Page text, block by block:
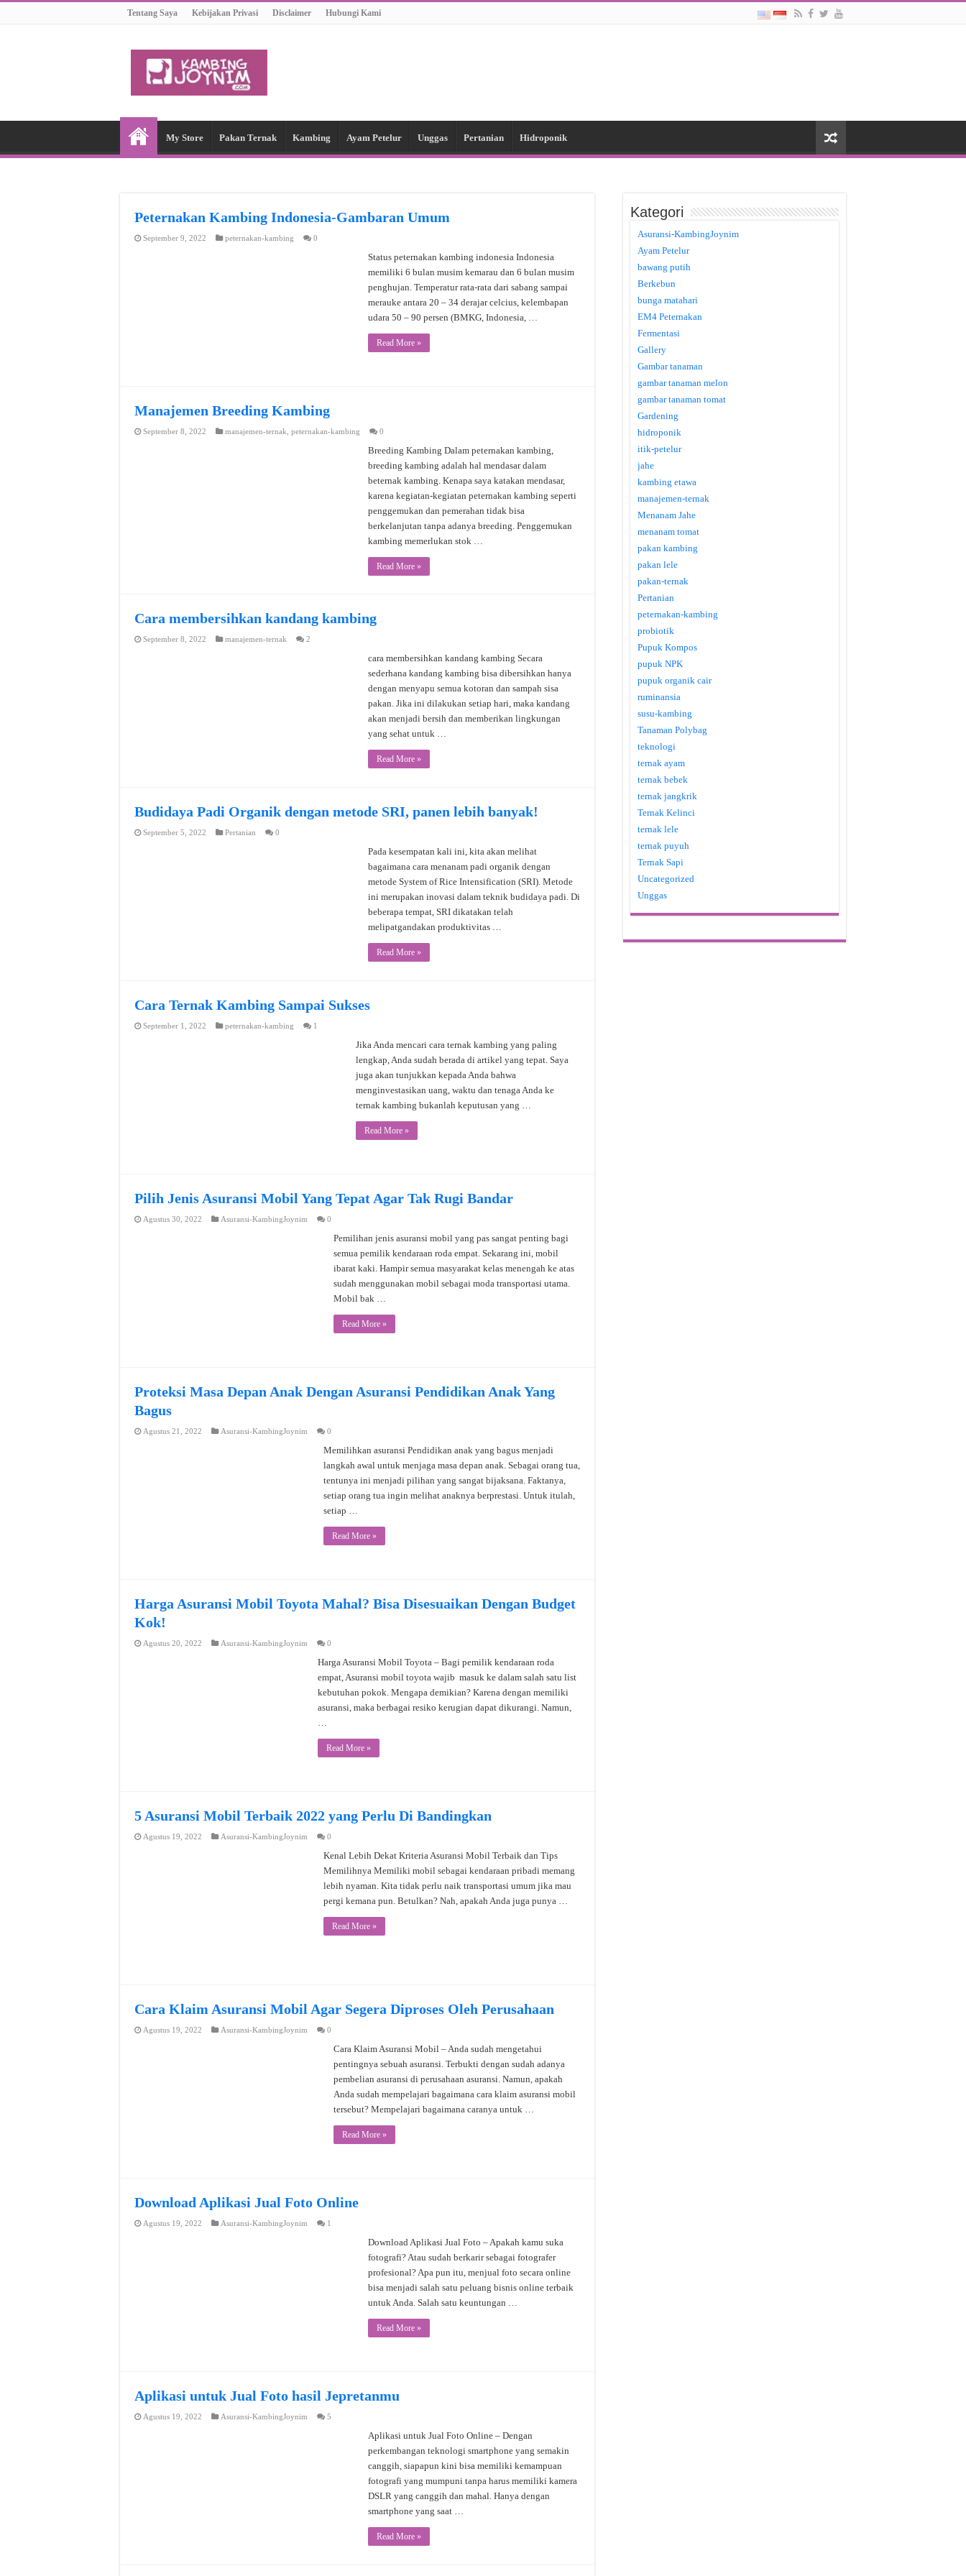
Tentang Saya Kebijakan Privasi Disclaimer Hubungi Kami
My Store Pakan Ternak Kambing Ayam Petelur Unggas Pertanian Hidroponik
Peternakan Kambing Indonesia-Gambaran Umum
September 9, 2022 peternakan-kambing 0
Status peternakan kambing indonesia Indonesia
memiliki 6 bulan musim kemarau dan 6 bulan musim
penghujan. Temperatur rata-rata dari sabang sampai
merauke antara 20 – 34 derajar celcius, kelembapan
udara 50 – 90 persen (BMKG, Indonesia, …
Read More »
Manajemen Breeding Kambing
September 8, 2022 manajemen-ternak peternakan-kambing 0
Breeding Kambing Dalam peternakan kambing,
breeding kambing adalah hal mendasar dalam
beternak kambing. Kenapa saya katakan mendasar,
karena kegiatan-kegiatan peternakan kambing seperti
penggemukan dan pemerahan tidak bisa
berkelanjutan tanpa adanya breeding. Penggemukan
kambing memerlukan stok …
Read More »
Cara membersihkan kandang kambing
September 8, 2022 manajemen-ternak 2
cara membersihkan kandang kambing Secara
sederhana kandang kambing bisa dibersihkan hanya
dengan menyapu semua kotoran dan sampah sisa
pakan. Jika ini dilakukan setiap hari, maka kandang
akan menjadi bersih dan memberikan lingkungan
yang sehat untuk …
Read More »
Budidaya Padi Organik dengan metode SRI, panen lebih banyak!
September 5, 2022 Pertanian 0
Pada kesempatan kali ini, kita akan melihat
bagaimana cara menanam padi organik dengan
metode System of Rice Intensification (SRI). Metode
ini merupakan inovasi dalam teknik budidaya padi. Di
beberapa tempat, SRI dikatakan telah
melipatgandakan produktivitas …
Read More »
Cara Ternak Kambing Sampai Sukses
September 1, 2022 peternakan-kambing 1
Jika Anda mencari cara ternak kambing yang paling
lengkap, Anda sudah berada di artikel yang tepat. Saya
juga akan tunjukkan kepada Anda bahwa
menginvestasikan uang, waktu dan tenaga Anda ke
ternak kambing bukanlah keputusan yang …
Read More »
Pilih Jenis Asuransi Mobil Yang Tepat Agar Tak Rugi Bandar
Agustus 30, 2022 Asuransi-KambingJoynim 0
Pemilihan jenis asuransi mobil yang pas sangat penting bagi
semua pemilik kendaraan roda empat. Sekarang ini, mobil
ibarat kaki. Hampir semua masyarakat kelas menengah ke atas
sudah menggunakan mobil sebagai moda transportasi utama.
Mobil bak …
Read More »
Proteksi Masa Depan Anak Dengan Asuransi Pendidikan Anak Yang
Bagus
Agustus 21, 2022 Asuransi-KambingJoynim 0
Memilihkan asuransi Pendidikan anak yang bagus menjadi
langkah awal untuk menjaga masa depan anak. Sebagai orang tua,
tentunya ini menjadi pilihan yang sangat bijaksana. Faktanya,
setiap orang tua ingin melihat anaknya berprestasi. Untuk itulah,
setiap …
Read More »
Harga Asuransi Mobil Toyota Mahal? Bisa Disesuaikan Dengan Budget
Kok!
Agustus 20, 2022 Asuransi-KambingJoynim 0
Harga Asuransi Mobil Toyota – Bagi pemilik kendaraan roda
empat, Asuransi mobil toyota wajib masuk ke dalam salah satu list
kebutuhan pokok. Mengapa demikian? Karena dengan memiliki
asuransi, maka berbagai resiko kerugian dapat dikurangi. Namun,
…
Read More »
5 Asuransi Mobil Terbaik 2022 yang Perlu Di Bandingkan
Agustus 19, 2022 Asuransi-KambingJoynim 0
Kenal Lebih Dekat Kriteria Asuransi Mobil Terbaik dan Tips
Memilihnya Memiliki mobil sebagai kendaraan pribadi memang
lebih nyaman. Kita tidak perlu naik transportasi umum jika mau
pergi kemana pun. Betulkan? Nah, apakah Anda juga punya …
Read More »
Cara Klaim Asuransi Mobil Agar Segera Diproses Oleh Perusahaan
Agustus 19, 2022 Asuransi-KambingJoynim 0
Cara Klaim Asuransi Mobil – Anda sudah mengetahui
pentingnya sebuah asuransi. Terbukti dengan sudah adanya
pembelian asuransi di perusahaan asuransi. Namun, apakah
Anda sudah mempelajari bagaimana cara klaim asuransi mobil
tersebut? Mempelajari bagaimana caranya untuk …
Read More »
Download Aplikasi Jual Foto Online
Agustus 19, 2022 Asuransi-KambingJoynim 1
Download Aplikasi Jual Foto – Apakah kamu suka
fotografi? Atau sudah berkarir sebagai fotografer
profesional? Apa pun itu, menjual foto secara online
bisa menjadi salah satu peluang bisnis online terbaik
untuk Anda. Salah satu keuntungan …
Read More »
Aplikasi untuk Jual Foto hasil Jepretanmu
Agustus 19, 2022 Asuransi-KambingJoynim 5
Aplikasi untuk Jual Foto Online – Dengan
perkembangan teknologi smartphone yang semakin
canggih, siapapun kini bisa memiliki kemampuan
fotografi yang mumpuni tanpa harus memiliki kamera
DSLR yang canggih dan mahal. Hanya dengan
smartphone yang saat …
Read More »
Kategori
Asuransi-KambingJoynim
Ayam Petelur
bawang putih
Berkebun
bunga matahari
EM4 Peternakan
Fermentasi
Gallery
Gambar tanaman
gambar tanaman melon
gambar tanaman tomat
Gardening
hidroponik
itik-petelur
jahe
kambing etawa
manajemen-ternak
Menanam Jahe
menanam tomat
pakan kambing
pakan lele
pakan-ternak
Pertanian
peternakan-kambing
probiotik
Pupuk Kompos
pupuk NPK
pupuk organik cair
ruminansia
susu-kambing
Tanaman Polybag
teknologi
ternak ayam
ternak bebek
ternak jangkrik
Ternak Kelinci
ternak lele
ternak puyuh
Ternak Sapi
Uncategorized
Unggas